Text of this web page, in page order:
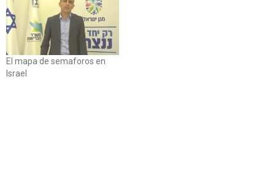
El mapa de semaforos en
Israel